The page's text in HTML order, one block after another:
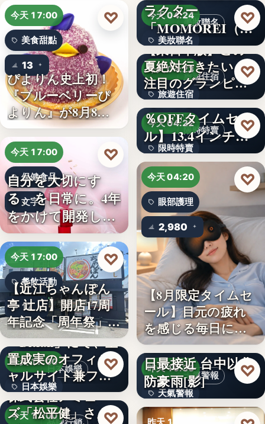
今天 17:00
美食甜點
13
ぴよりん史上初！
『ブルーベリーぴ
よりん』が8月8日
「ブル…
♡
今天 17:00
保健食品
文字
自分を大切にす
る、を日常に。4年
をかけて開発した
女性のた…
♡
今天 17:00
餐飲活動
17
【近江ちゃんぽん
亭 辻店】開店17周
年記念「周年祭」開
催…
♡
日本娛樂
今天 17:00
日本娛樂
730円
「Bitfan」にて、玉
置成実のオフィシ
ャルサイト兼フ
ァ…
♡
今天 17:00
株式会社アミュー
ズ「松平健」さん♡
美妝聯名
今天 04:24
美妝聯名
文字
ラクター
「MOMOREI（モ
モレイ）」が…
♡
旅遊住宿
今天 04:23
旅遊住宿
10
【東日本版】この
夏絶対行きたい！
注目のグランピン
グ施設…
♡
限時特賣
今天 04:22
限時特賣
文字
【アマゾン30
％OFFタイムセー
ル】13.4インチ大
画面…
♡
今天 04:20
眼部護理
2,980
【8月限定タイムセ
ール】目元の疲れ
を感じる毎日に。3
段階…
♡
天氣警報
昨天 19:36
天氣警報
文字
颱風白海豚8日及9
日最接近 台中以北
防豪雨[影]
♡